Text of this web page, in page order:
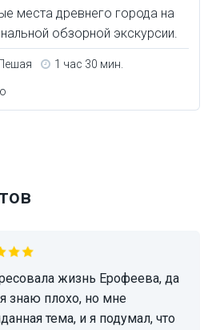
места древнего города на
обзорной экскурсии.
Пешая 1 час 30 мин.
знаю плохо, но мне
тема, и я подумал, что